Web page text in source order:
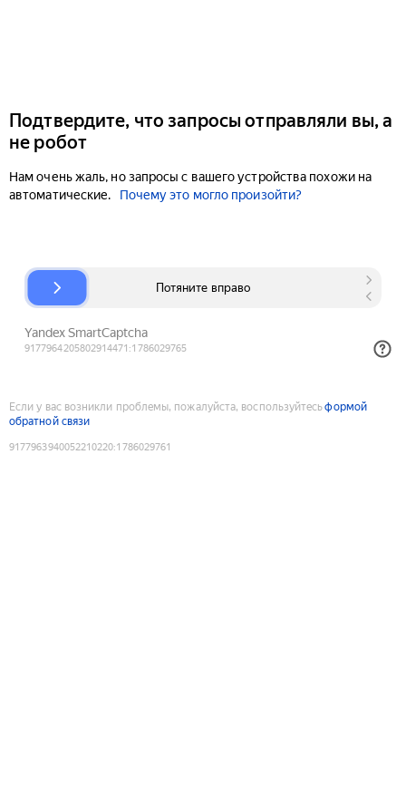
Подтвердите, что запросы отправляли вы, а
не робот
Нам очень жаль, но запросы с вашего устройства похожи на
автоматические.
Почему это могло произойти?
Если у вас возникли проблемы, пожалуйста, воспользуйтесьформой
обратной связи
9177963940052210220:1786029761